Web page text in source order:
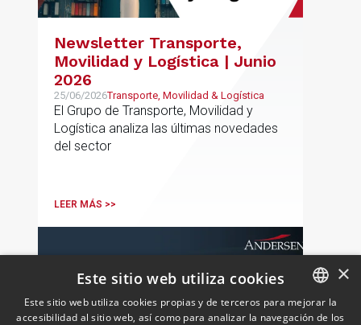
Newsletter Transporte,
Movilidad y Logística | Junio
2026
25/06/2026Transporte, Movilidad & Logística
El Grupo de Transporte, Movilidad y
Logística analiza las últimas novedades
del sector
LEER MÁS >>
SPANISH
×
Este sitio web utiliza cookies
Este sitio web utiliza cookies propias y de terceros para mejorar la
accesibilidad al sitio web, así como para analizar la navegación de los